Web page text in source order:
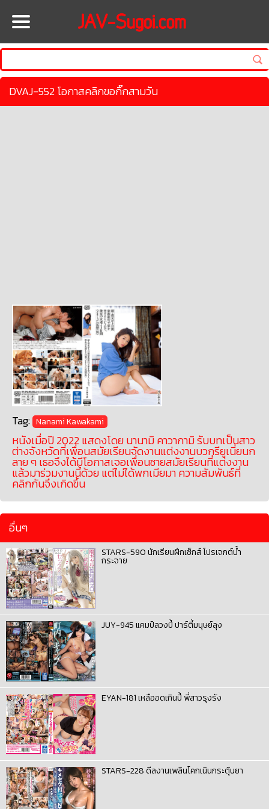
DVAJ-552 โอกาสคลิกขอกิ๊กสามวัน
Tag: Nanami Kawakami
หนังเมื่อปี 2022 แสดงโดย นานามิ คาวากามิ รับบทเป็นสาว
ต่างจังหวัดที่เพื่อนสมัยเรียนจัดงานแต่งงานบวกรียูเนี่ยนก
ลาย ๆ เธอจึงได้มีโอกาสเจอเพื่อนชายสมัยเรียนที่แต่งงาน
แล้วมาร่วมงานนี้ด้วย แต่ไม่ได้พกเมียมา ความสัมพันธ์ที่
คลิกกันจึงเกิดขึ้น
อื่นๆ
STARS-590 นักเรียนฝึกเซ็กส์ โปรเจกต์น้ำ
กระจาย
JUY-945 แคมป์ลวงปี้ ปาร์ตี้มนุษย์ลุง
EYAN-181 เหลืออดเกินปี้ พี่สาวรุงรัง
STARS-228 ดีลงานเพลินโคกเนินกระตุ้นยา